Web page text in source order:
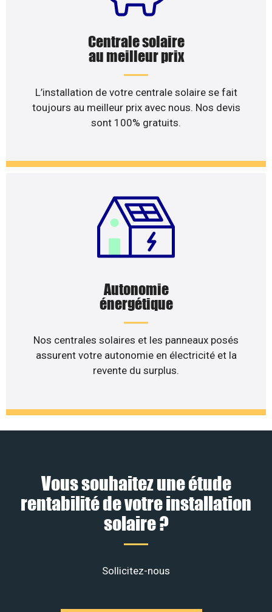
Centrale solaire
au meilleur prix
L’installation de votre centrale solaire se fait
toujours au meilleur prix avec nous. Nos devis
sont 100% gratuits.
Autonomie
énergétique
Nos centrales solaires et les panneaux posés
assurent votre autonomie en électricité et la
revente du surplus.
Vous souhaitez une étude
rentabilité de votre installation
solaire ?
Sollicitez-nous